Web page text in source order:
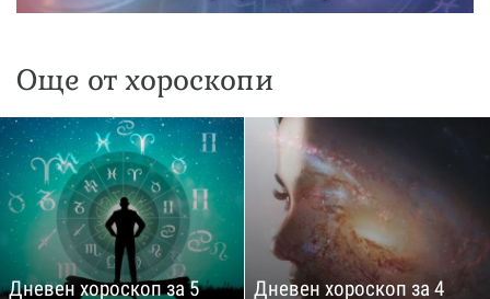
Още от хороскопи
Дневен хороскоп за 5
Дневен хороскоп за 4